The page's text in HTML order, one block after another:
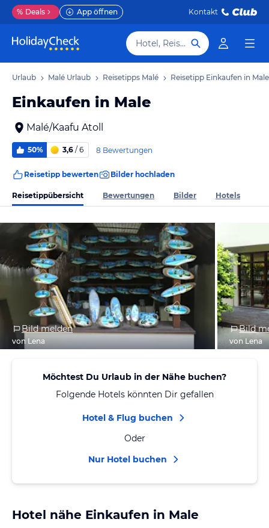
% Deals App öffnen Kontakt
Hotel, Reiseziel
Urlaub Malé Urlaub Reisetipps Malé Reisetipp Einkaufen in Male
Einkaufen in Male
Malé/Kaafu Atoll
50% 3,6 / 6 8 Bewertungen
Reisetipp bewerten Bilder hochladen
Reisetippübersicht Bewertungen Bilder Hotels
Bild melden
von Lena
Bild
von Lena
Möchtest Du Urlaub in der Nähe buchen?
Folgende Hotels könnten Dir gefallen
Hotel & Flug buchen
Oder
Nur Hotel buchen
Hotel nähe Einkaufen in Male